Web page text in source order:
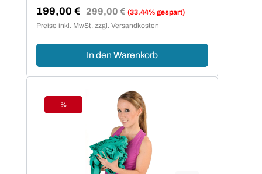
Verkaufspreis:
199,00 € Regulärer Preis:
299,00 € (33.44% gespart)
Preise inkl. MwSt. zzgl. Versandkosten
In den Warenkorb
Rabatt
%